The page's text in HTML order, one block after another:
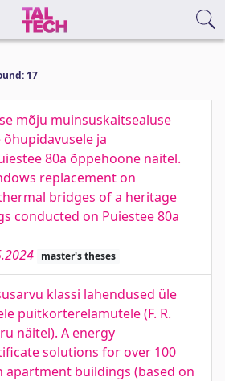
17
mõju muinsuskaitsealuse
ja
80a õppehoone näitel.
replacement on
bridges of a heritage
conducted on Puiestee 80a
master's theses
klassi lahendused üle
puitkorterelamutele (F. R.
näitel). A energy
solutions for over 100
apartment buildings (based on